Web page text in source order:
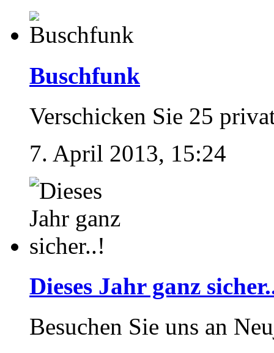
Buschfunk
Verschicken Sie 25
7. April 2013, 15:24
Dieses Jahr ganz
Besuchen Sie uns an